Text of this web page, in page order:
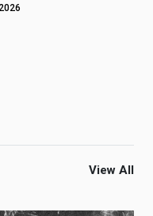
View All